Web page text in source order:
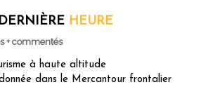
DERNIÈRE HEURE
+ commentés
à haute altitude
dans le Mercantour frontalier